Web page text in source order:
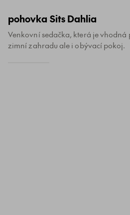
pohovka Sits Dahlia
Venkovní sedačka, která je vhodná
zimní zahradu ale i obývací pokoj.